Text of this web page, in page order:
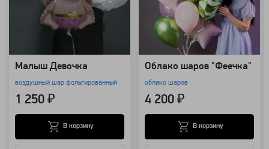
Малыш Девочка
воздушный шар фольгированный
1 250 ₽
В корзину
Облако шаров "Феечка"
облако шаров
4 200 ₽
В корзину